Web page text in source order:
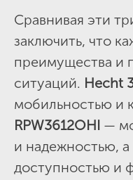
Сравнивая эти
заключить, что
преимущества и
ситуаций. Hecht
мобильностью и
RPW3612OHI —
и надежностью, а
доступностью и